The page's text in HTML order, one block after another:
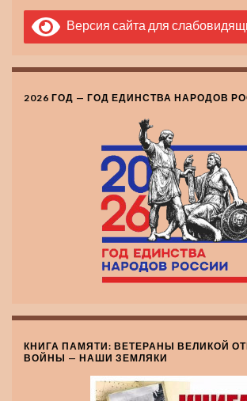
Версия сайта для
2026 ГОД — ГОД ЕДИНСТВА НАРОДОВ
КНИГА ПАМЯТИ: ВЕТЕРАНЫ ВЕЛИКОЙ
ВОЙНЫ — НАШИ ЗЕМЛЯКИ